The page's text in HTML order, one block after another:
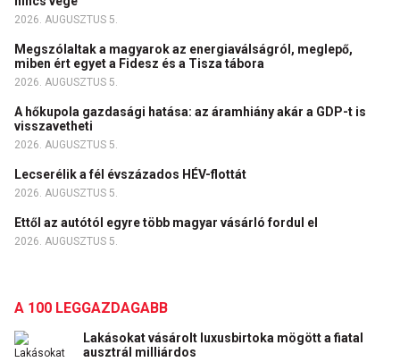
2026. AUGUSZTUS 5.
Megszólaltak a magyarok az energiaválságról, meglepő,
miben ért egyet a Fidesz és a Tisza tábora
2026. AUGUSZTUS 5.
A hőkupola gazdasági hatása: az áramhiány akár a GDP-t is
visszavetheti
2026. AUGUSZTUS 5.
Lecserélik a fél évszázados HÉV-flottát
2026. AUGUSZTUS 5.
Ettől az autótól egyre több magyar vásárló fordul el
2026. AUGUSZTUS 5.
A 100 LEGGAZDAGABB
Lakásokat vásárolt luxusbirtoka mögött a fiatal
ausztrál milliárdos